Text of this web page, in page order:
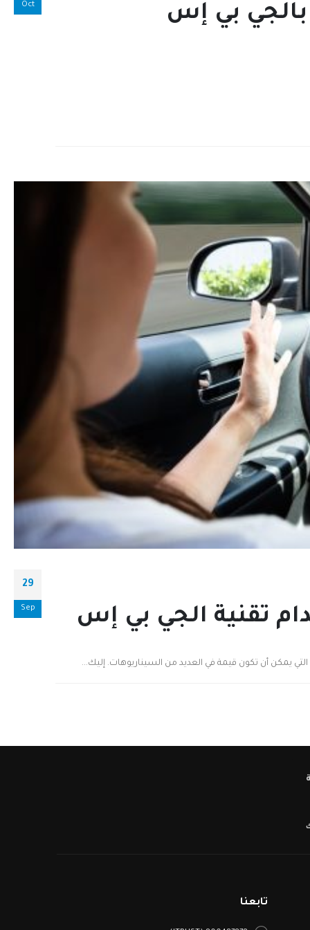
Oct بالجي بي إس
29
Sep تقنية الجي بي إس
يمكن أن تكون قيمة في العديد من السيناريوهات. إليك...
تابعنا